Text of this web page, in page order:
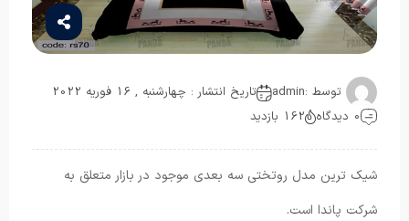
توسط :admin
تاریخ انتشار : چهارشنبه , 16 فوریه 2022
0 دیدگاه
162 بازدید
شیک ترین مدل روتختی سه بعدی موجود در بازار متعلق به
شرکت پاندا است.